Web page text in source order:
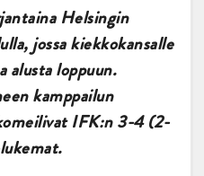
Helsingin
jossa kiekkokansalle
alusta loppuun.
kamppailun
IFK:n 3-4 (2-